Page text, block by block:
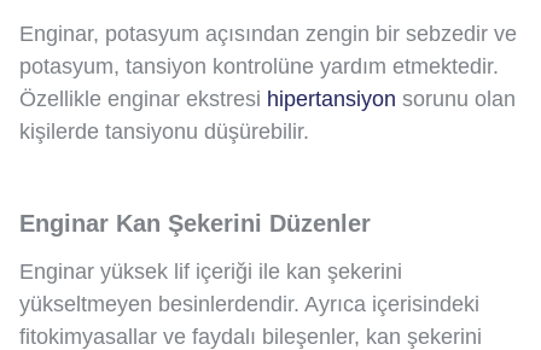
Enginar, potasyum açısından zengin bir sebzedir ve
potasyum, tansiyon kontrolüne yardım etmektedir.
Özellikle enginar ekstresi hipertansiyon sorunu olan
kişilerde tansiyonu düşürebilir.
Enginar Kan Şekerini Düzenler
Enginar yüksek lif içeriği ile kan şekerini
yükseltmeyen besinlerdendir. Ayrıca içerisindeki
fitokimyasallar ve faydalı bileşenler, kan şekerini